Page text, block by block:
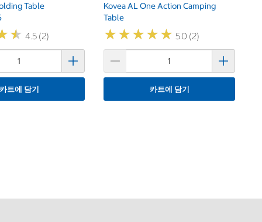
Table
★
★ 4.5 (2)
트에 담기
Kovea AL One Action Camping
Table
★★★★★
★★★★★ 5.0 (2)
카트에 담기